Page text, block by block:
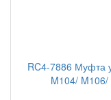
RC4-7886 Муфта
M104/